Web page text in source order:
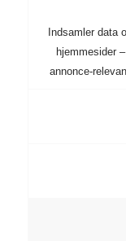
Indsamler data
hjemmesider
annonce-